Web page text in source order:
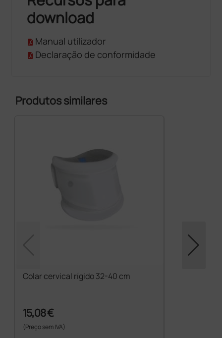
download
Manual utilizador
Declaração de conformidade
Produtos similares
Colar cervical rígido 32-40 cm
15,08 €
(Preço sem IVA)